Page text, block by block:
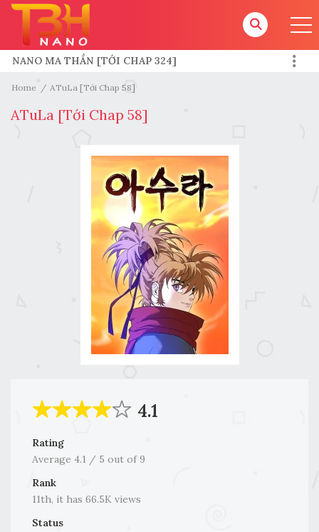
NANO MA THẦN [TỚI CHAP 324]
HƯỚNG DẪN CHO TOKEN
Home ATuLa [Tới Chap 58]
ATuLa [Tới Chap 58]
4.1
Rating
Average 4.1 / 5 out of9
Rank
11th, it has 66.5K views
Status